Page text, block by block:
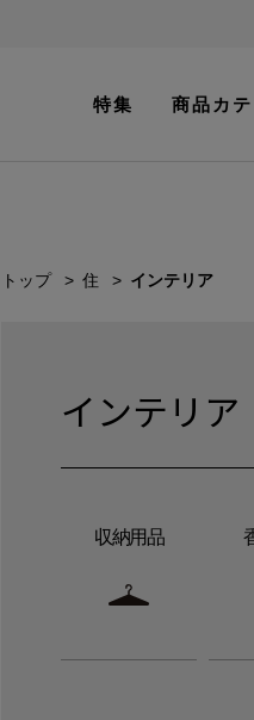
特集 商品カテ
トップ 住 インテリア
インテリア
収納用品